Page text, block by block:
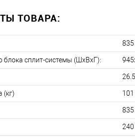
ТОВАРА:
835
блока сплит-системы (ШxВxГ):
26.5
(кг) 101
835
240